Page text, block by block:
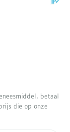
betaal
die op onze